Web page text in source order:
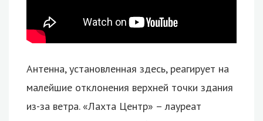
Антенна, установленная здесь, реагирует на
малейшие отклонения верхней точки здания
из-за ветра. «Лахта Центр» – лауреат